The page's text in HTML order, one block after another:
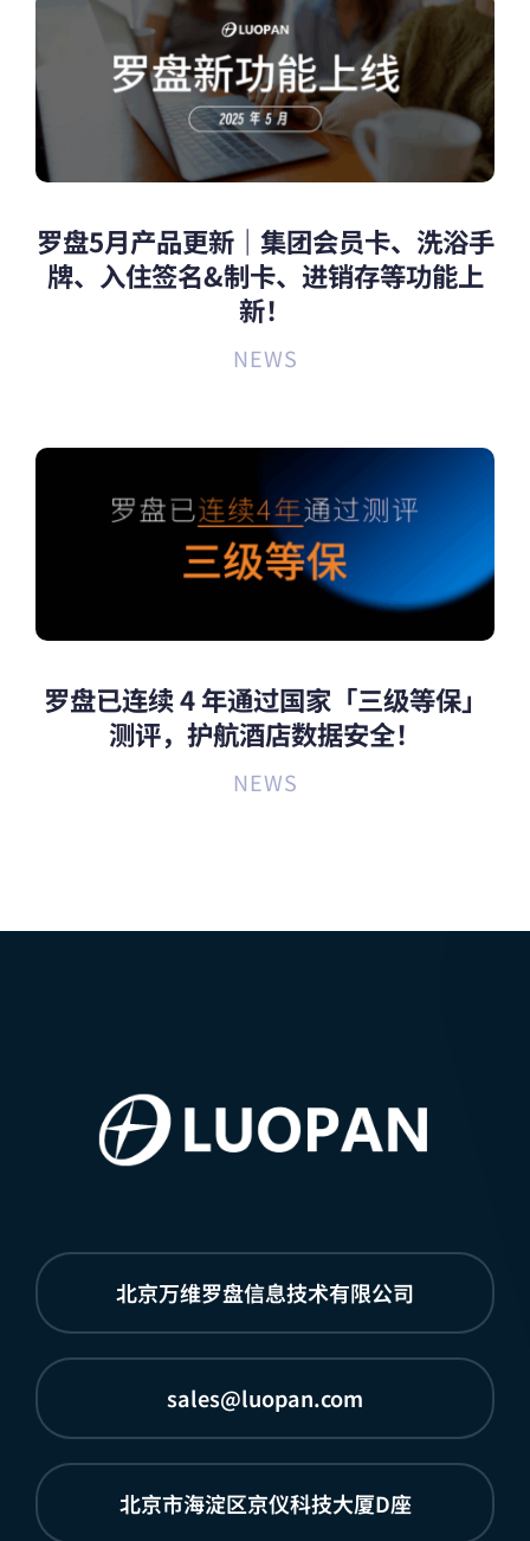
罗盘5月产品更新｜集团会员卡、洗浴手
牌、入住签名&制卡、进销存等功能上
新！
NEWS
罗盘已连续 4 年通过国家「三级等保」
测评，护航酒店数据安全！
NEWS
北京万维罗盘信息技术有限公司
sales@luopan.com
北京市海淀区京仪科技大厦D座